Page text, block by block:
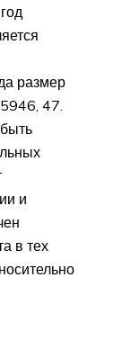
размер
47.
и
в тех